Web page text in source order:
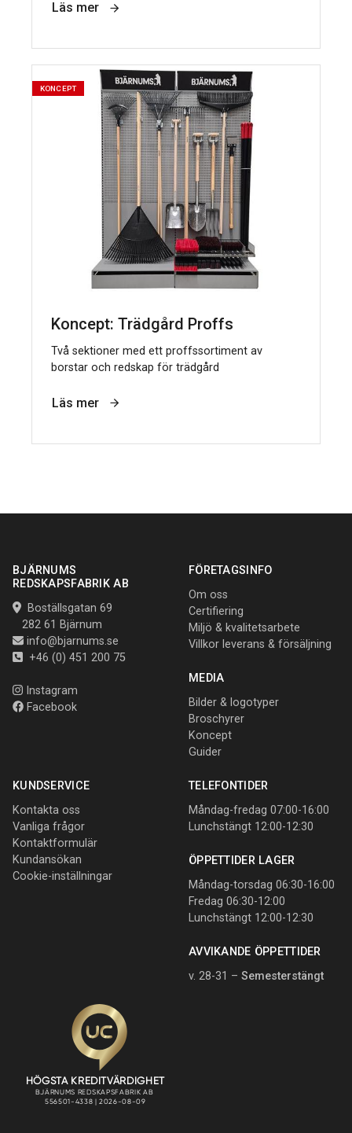
Läs mer
KONCEPT
Koncept: Trädgård Proffs
Två sektioner med ett proffssortiment av
borstar och redskap för trädgård
Läs mer
BJÄRNUMS
REDSKAPSFABRIK AB
Boställsgatan 69
282 61 Bjärnum
info@bjarnums.se
+46 (0) 451 200 75
Instagram
Facebook
FÖRETAGSINFO
Om oss
Certifiering
Miljö & kvalitetsarbete
Villkor leverans & försäljning
MEDIA
Bilder & logotyper
Broschyrer
Koncept
Guider
KUNDSERVICE
Kontakta oss
Vanliga frågor
Kontaktformulär
Kundansökan
Cookie-inställningar
TELEFONTIDER
Måndag-fredag 07:00-16:00
Lunchstängt 12:00-12:30
ÖPPETTIDER LAGER
Måndag-torsdag 06:30-16:00
Fredag 06:30-12:00
Lunchstängt 12:00-12:30
AVVIKANDE ÖPPETTIDER
v. 28-31 – Semesterstängt